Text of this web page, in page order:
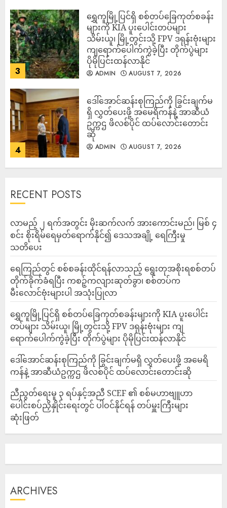
3
‎ရွှေကူမြို့ပြင်ရှိ စစ်တပ်ခြေကုတ်စခန်း
များကို KIA ပူးပေါင်းတပ်များ
သိမ်းယူ၊ မြို့တွင်းသို့ FPV ဒရုန်းဗုံးများ
ကျရောက်ပေါက်ကွဲခဲ့ပြီး တိုက်ပွဲများ
ပိုမိုပြင်းထန်လာနိုင်
ADMIN AUGUST 7, 2026
4
ဒေါ်အောင်ဆန်းစုကြည်ကို ခြွင်းချက်မ
ရှိ လွှတ်ပေးဖို့ အမေရိကန်နဲ့ အာဆီယံ
ဥက္ကဌ ဖိလစ်ပိုင် ထပ်လောင်းတောင်း
ဆို
ADMIN AUGUST 7, 2026
RECENT POSTS
လာမည့် ၂ ရက်အတွင်း မိုးဆက်လက် အားကောင်းမည်၊ မြစ် ၄
စင်း စိုးရိမ်ရေမှတ်ရောက်နိုင်၍ ဒေသအချို့ ရေကြီးမှု
သတိပေး
ရေကြည်တွင် စစ်စခန်းထိုင်ရန်လာသည့် ရွေးတုအစိုးရစစ်တပ်
တိုက်ခိုက်ခံရပြီး ကစဉ့်ကလျားဆုတ်ခွာ၊ စစ်တပ်က
မီးလောင်ဗုံးများပါ အသုံးပြုလာ
‎ရွှေကူမြို့ပြင်ရှိ စစ်တပ်ခြေကုတ်စခန်းများကို KIA ပူးပေါင်း
တပ်များ သိမ်းယူ၊ မြို့တွင်းသို့ FPV ဒရုန်းဗုံးများ ကျ
ရောက်ပေါက်ကွဲခဲ့ပြီး တိုက်ပွဲများ ပိုမိုပြင်းထန်လာနိုင်
ဒေါ်အောင်ဆန်းစုကြည်ကို ခြွင်းချက်မရှိ လွှတ်ပေးဖို့ အမေရိ
ကန်နဲ့ အာဆီယံဥက္ကဌ ဖိလစ်ပိုင် ထပ်လောင်းတောင်းဆို
ညီညွတ်ရေးမူ ၃ ရပ်နှင့်အညီ SCEF ၏ စစ်မဟာဗျူဟာ
ပေါင်းစပ်ညှိနှိုင်းရေးတွင် ပါဝင်နိုင်ရန် တပ်မှူးကြီးများ
ဆုံးဖြတ်
ARCHIVES